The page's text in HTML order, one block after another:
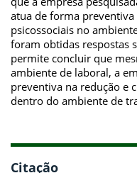
atua de forma
psicossociais no
foram obtidas respostas
permite concluir que
ambiente de laboral, a
preventiva na redução e
dentro do ambiente de
Citação